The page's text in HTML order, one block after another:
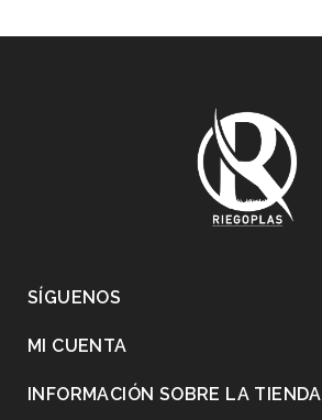
SÍGUENOS
MI CUENTA
INFORMACIÓN SOBRE LA TIENDA